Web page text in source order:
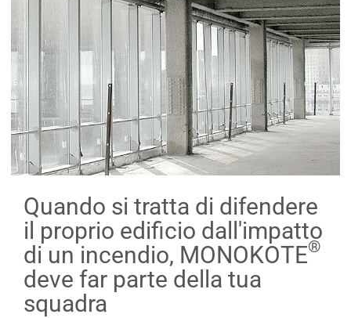
Quando si tratta di difendere
il proprio edificio dall'impatto
di un incendio, MONOKOTE®
deve far parte della tua
squadra